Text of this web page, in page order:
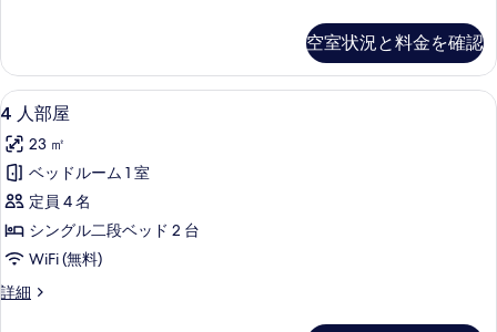
イ
ー
ン
ベ
ッ
ド
1
台
の
ム
ル
ー
ク
イ
ー
ン
ベ
ッ
ド
1
空室状況と料金を確認
4
人
部
屋
の
す
べ
て
セーフティボックス (室内)、デスク
4
4 人部屋
23 ㎡
ベッドルーム 1 室
定員 4 名
シングル二段ベッド 2 台
WiFi (無料)
詳細
4